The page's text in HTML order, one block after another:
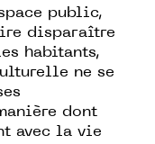
public,
disparaître
habitants,
ne se
dont
avec la vie